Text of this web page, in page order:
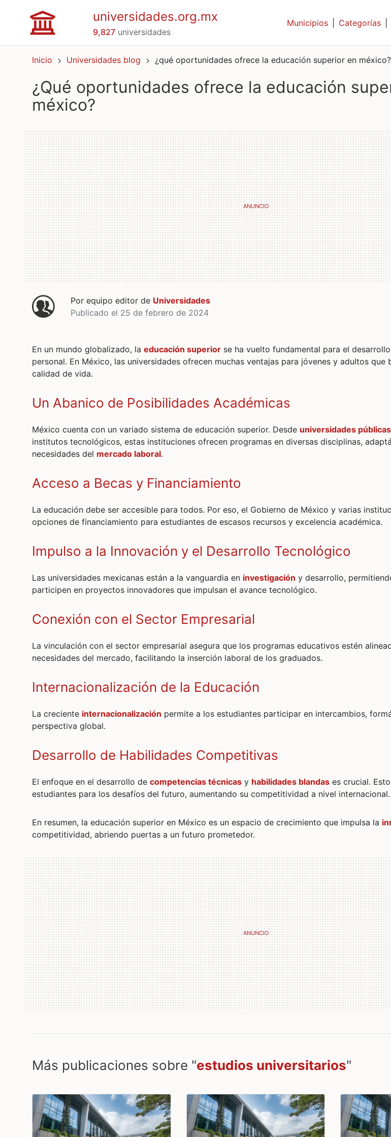
universidades.org.mx
9,827universidades
Municipios Categorías
Inicio Universidades blog ¿qué oportunidades ofrece la educación superior en méxico?
¿qué oportunidades ofrece la educación superior en
méxico?
Por equipo editor de Universidades
Publicado el 25 de febrero de 2024
En un mundo globalizado, la educación superior se ha vuelto fundamental para el
personal. En México, las universidades ofrecen muchas ventajas para jóvenes y adultos que
calidad de vida.
Un Abanico de Posibilidades Académicas
México cuenta con un variado sistema de educación superior. Desde universidades públicas
institutos tecnológicos, estas instituciones ofrecen programas en diversas disciplinas,
necesidades del mercado laboral.
Acceso a Becas y Financiamiento
La educación debe ser accesible para todos. Por eso, el Gobierno de México y varias
opciones de financiamiento para estudiantes de escasos recursos y excelencia académica.
Impulso a la Innovación y el Desarrollo Tecnológico
Las universidades mexicanas están a la vanguardia en investigación y desarrollo,
participen en proyectos innovadores que impulsan el avance tecnológico.
Conexión con el Sector Empresarial
La vinculación con el sector empresarial asegura que los programas educativos estén
necesidades del mercado, facilitando la inserción laboral de los graduados.
Internacionalización de la Educación
La creciente internacionalización permite a los estudiantes participar en intercambios,
perspectiva global.
Desarrollo de Habilidades Competitivas
El enfoque en el desarrollo de competencias técnicas y habilidades blandas es crucial.
estudiantes para los desafíos del futuro, aumentando su competitividad a nivel internacional.
En resumen, la educación superior en México es un espacio de crecimiento que impulsa la
competitividad, abriendo puertas a un futuro prometedor.
Más publicaciones sobre "estudios universitarios"